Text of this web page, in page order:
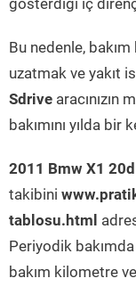
gösterdiği iç
Bu nedenle,
uzatmak ve yakıt
Sdrive
bakımını yılda bir
2011 Bmw X1
takibini
tablosu.html
Periyodik
bakım kilometre